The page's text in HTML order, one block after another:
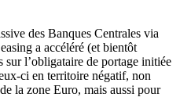
des Banques Centrales via
a accéléré (et bientôt
sur l’obligataire de portage initiée
ci en territoire négatif, non
la zone Euro, mais aussi pour